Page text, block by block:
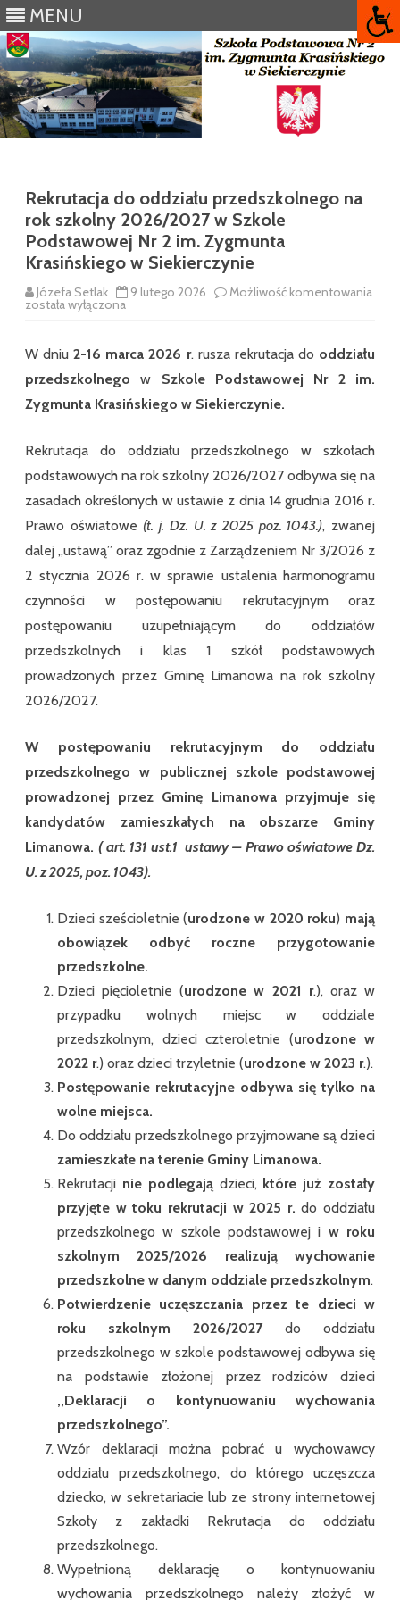
MENU
Rekrutacja do oddziału przedszkolnego na
rok szkolny 2026/2027 w Szkole
Podstawowej Nr 2 im. Zygmunta
Krasińskiego w Siekierczynie
Józefa Setlak 9 lutego 2026 Możliwość komentowania
rok
im.
została wyłączona
W dniu2-16 marca 2026 r. rusza rekrutacja do oddziału
przedszkolnego w Szkole Podstawowej Nr 2 im.
Zygmunta Krasińskiego w Siekierczynie.
Rekrutacja do oddziału przedszkolnego w szkołach
podstawowych na rok szkolny 2026/2027 odbywa się na
zasadach określonych w ustawie z dnia 14 grudnia 2016 r.
Prawo oświatowe (t. j. Dz. U. z 2025 poz. 1043.), zwanej
dalej „ustawą” oraz zgodnie z Zarządzeniem Nr 3/2026 z
2 stycznia 2026 r. w sprawie ustalenia harmonogramu
czynności w postępowaniu rekrutacyjnym oraz
postępowaniu uzupełniającym do oddziałów
przedszkolnych i klas 1 szkół podstawowych
prowadzonych przez Gminę Limanowa na rok szkolny
2026/2027.
W postępowaniu rekrutacyjnym do oddziału
przedszkolnego w publicznej szkole podstawowej
prowadzonej przez Gminę Limanowa przyjmuje się
kandydatów zamieszkałych na obszarze Gminy
Limanowa. ( art. 131 ust.1 ustawy – Prawo oświatowe Dz.
U. z 2025, poz. 1043).
Dzieci sześcioletnie (urodzone w 2020 roku) mają
obowiązek odbyć roczne przygotowanie
przedszkolne.
Dzieci pięcioletnie (urodzone w 2021 r.), oraz w
przypadku wolnych miejsc w oddziale
przedszkolnym, dzieci czteroletnie (urodzone w
2022 r.) oraz dzieci trzyletnie (urodzone w 2023 r.).
Postępowanie rekrutacyjne odbywa się tylko na
wolne miejsca.
Do oddziału przedszkolnego przyjmowane są dzieci
zamieszkałe na terenie Gminy Limanowa.
Rekrutacji nie podlegajądzieci, które już zostały
przyjęte w toku rekrutacji w 2025 r. do oddziału
przedszkolnego w szkole podstawowej i w roku
szkolnym 2025/2026 realizują wychowanie
przedszkolne w danym oddziale przedszkolnym.
Potwierdzenie uczęszczania przez te dzieci w
roku szkolnym 2026/2027do oddziału
przedszkolnego w szkole podstawowej odbywa się
na podstawie złożonej przez rodziców dzieci
,,Deklaracji o kontynuowaniu wychowania
przedszkolnego”.
Wzór deklaracji można pobrać u wychowawcy
oddziału przedszkolnego, do którego uczęszcza
dziecko, w sekretariacie lub ze strony internetowej
Szkoły z zakładki Rekrutacja do oddziału
przedszkolnego.
Wypełnioną deklarację o kontynuowaniu
wychowania przedszkolnego należy złożyć w